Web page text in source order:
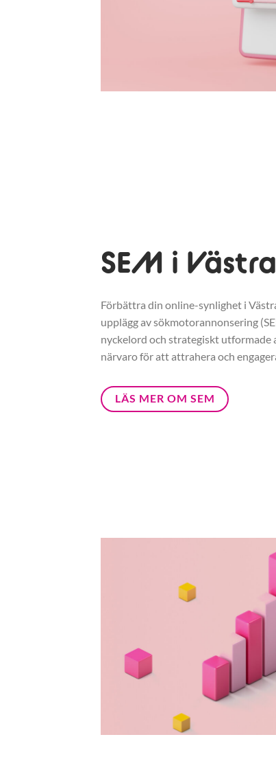
SEM i
Förbättra din online-synlighet i
upplägg av sökmotorannonsering
nyckelord och strategiskt
närvaro för att attrahera och
LÄS MER OM SEM